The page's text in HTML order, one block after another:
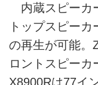
内蔵スピーカ
トップスピー
の再生が可能。
ロントスピーカ
X8900Rは77イ